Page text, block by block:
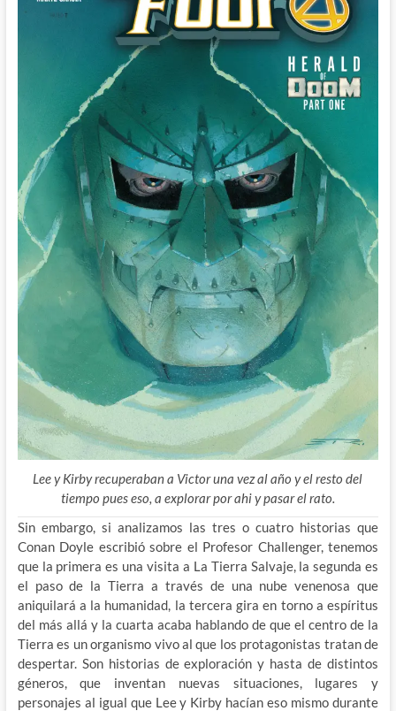
Lee y Kirby recuperaban a Victor una vez al año y el resto del
tiempo pues eso, a explorar por ahi y pasar el rato.
Sin embargo, si analizamos las tres o cuatro historias que
Conan Doyle escribió sobre el Profesor Challenger, tenemos
que la primera es una visita a La Tierra Salvaje, la segunda es
el paso de la Tierra a través de una nube venenosa que
aniquilará a la humanidad, la tercera gira en torno a espíritus
del más allá y la cuarta acaba hablando de que el centro de la
Tierra es un organismo vivo al que los protagonistas tratan de
despertar. Son historias de exploración y hasta de distintos
géneros, que inventan nuevas situaciones, lugares y
personajes al igual que Lee y Kirby hacían eso mismo durante